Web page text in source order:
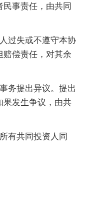
事责任，由共同
过失或不遵守本协
赔偿责任，对其余
务提出异议。提出
果发生争议，由共
有共同投资人同